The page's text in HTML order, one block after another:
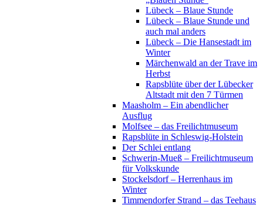
Lübeck – Blaue Stunde
Lübeck – Blaue Stunde und
auch mal anders
Lübeck – Die Hansestadt im
Winter
Märchenwald an der Trave im
Herbst
Rapsblüte über der Lübecker
Altstadt mit den 7 Türmen
Maasholm – Ein abendlicher
Ausflug
Molfsee – das Freilichtmuseum
Rapsblüte in Schleswig-Holstein
Der Schlei entlang
Schwerin-Mueß – Freilichtmuseum
für Volkskunde
Stockelsdorf – Herrenhaus im
Winter
Timmendorfer Strand – das Teehaus